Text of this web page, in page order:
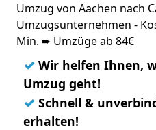
Umzug von Aachen nach
Umzugsunternehmen -
Min. ➨ Umzüge ab 84€
✓ Wir helfen Ihnen,
Umzug geht!
✓ Schnell &
erhalten!